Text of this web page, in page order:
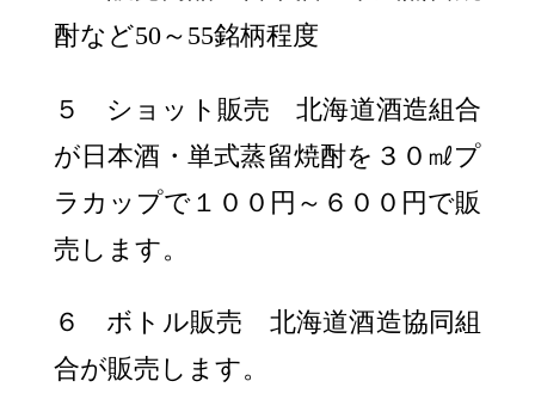
酎など50～55銘柄程度
５ ショット販売 北海道酒造組合
が日本酒・単式蒸留焼酎を３０㎖プ
ラカップで１００円～６００円で販
売します。
６ ボトル販売 北海道酒造協同組
合が販売します。